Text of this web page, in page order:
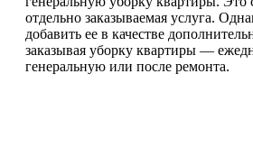
отдельно заказываемая услуга.
добавить ее в качестве
заказывая уборку квартиры —
генеральную или после ремонта.